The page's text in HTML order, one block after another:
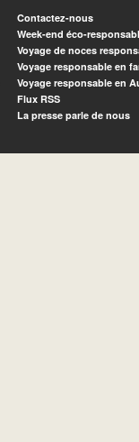
Contactez-nous
Week-end éco-
Voyage de noces
Voyage responsable en
Voyage responsable en
Flux RSS
La presse parle de nous